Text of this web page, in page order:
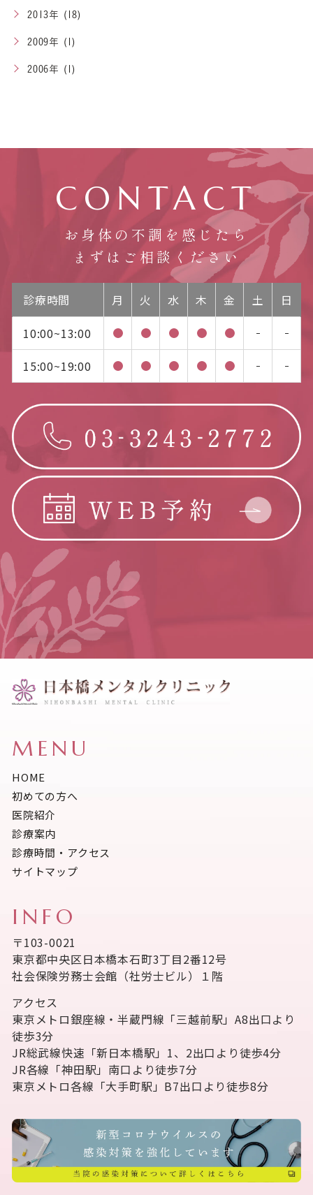
2013年 (18)
2009年 (1)
2006年 (1)
CONTACT
お身体の不調を感じたら
まずはご相談ください
診療時間 月 火 水 木 金 土
日
10:00~13:00
15:00~19:00
MENU
HOME
初めての方へ
医院紹介
診療案内
診療時間・アクセス
サイトマップ
INFO
〒103-0021
東京都中央区日本橋本石町3丁目2番12号
社会保険労務士会館（社労士ビル）１階
アクセス
東京メトロ銀座線・半蔵門線「三越前駅」A8出口より
徒歩3分
JR総武線快速「新日本橋駅」1、2出口より徒歩4分
JR各線「神田駅」南口より徒歩7分
東京メトロ各線「大手町駅」B7出口より徒歩8分